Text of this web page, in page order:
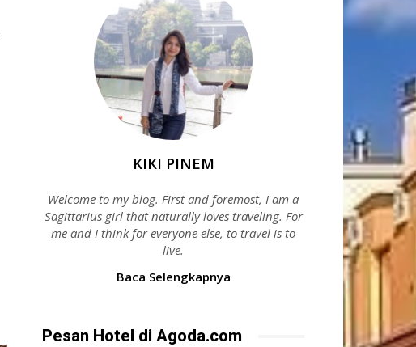
KIKI PINEM
Welcome to my blog. First and foremost, I am a
Sagittarius girl that naturally loves traveling. For
me and I think for everyone else, to travel is to
live.
Baca Selengkapnya
Pesan Hotel di Agoda.com